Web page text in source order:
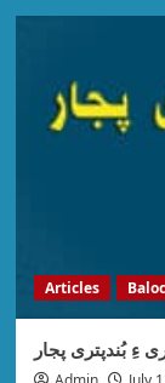
Articles
ءِ بُندپتری پجار